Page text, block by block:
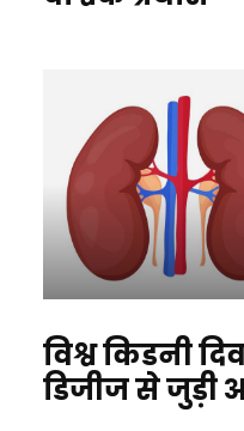
विश्व किडनी
डिजीज से जुड़ी